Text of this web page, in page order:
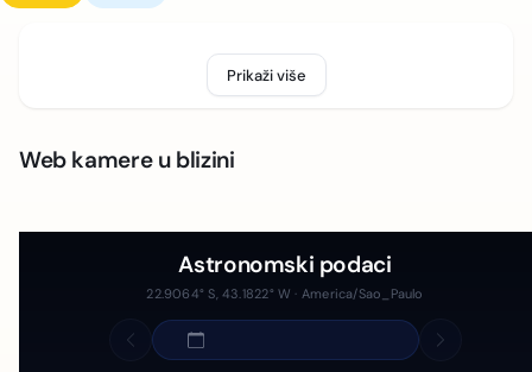
Prikaži više
Web kamere u blizini
Astronomski podaci
22.9064° S, 43.1822° W · America/Sao_Paulo